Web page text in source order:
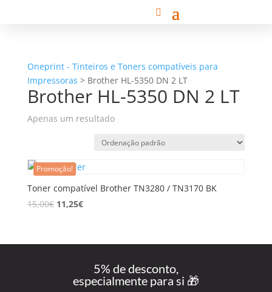
Oneprint - Tinteiros e Toners compatíveis para
Impressoras > Brother HL-5350 DN 2 LT
Brother HL-5350 DN 2 LT
Apenas um resultado
Promoção!
Toner compatível Brother TN3280 / TN3170 BK
15,00€ 11,25€
5% de desconto,
especialmente para si 🎁